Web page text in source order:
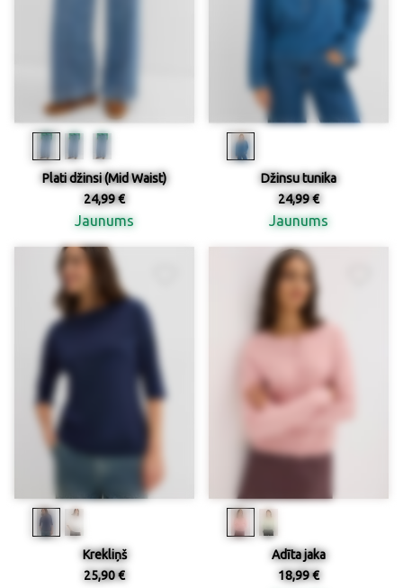
Plati džinsi (Mid Waist)
24,99 €
Jaunums
Džinsu tunika
24,99 €
Jaunums
Krekliņš
25,90 €
Adīta jaka
18,99 €